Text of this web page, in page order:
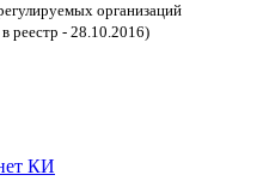
организаций
реестр - 28.10.2016)
КИ